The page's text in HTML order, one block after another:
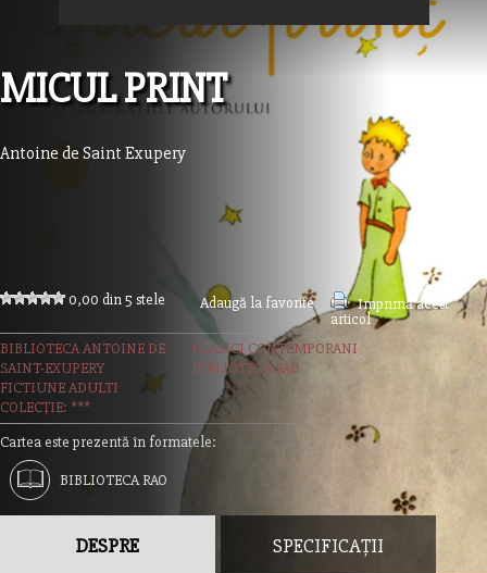
MICUL PRINT
Antoine de Saint Exupery
0,00 din 5 stele Adaugă la favorite
Imprimă acest
articol
BIBLIOTECA ANTOINE DE
SAINT-EXUPERY
CLASICI CONTEMPORANI
BIBLIOTECA RAO
FICTIUNE ADULTI
COLECȚIE: ***
Cartea este prezentă în formatele:
BIBLIOTECA RAO
DESPRE SPECIFICAȚII